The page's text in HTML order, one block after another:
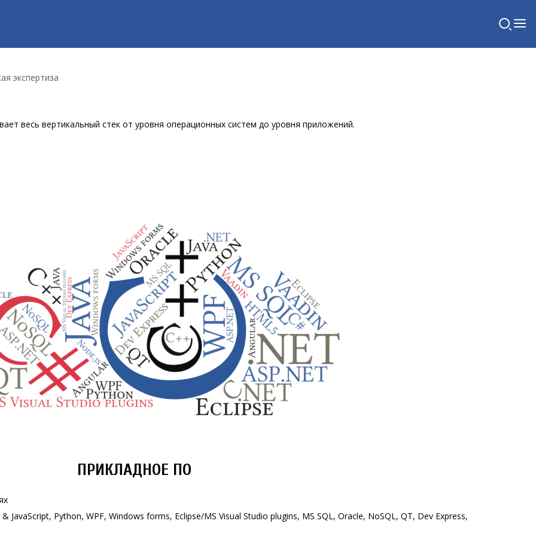
экспертиза
весь вертикальный стек от уровня операционных систем до уровня приложений.
ПРИКЛАДНОЕ ПО
JavaScript, Python, WPF, Windows forms, Eclipse/MS Visual Studio plugins, MS SQL, Oracle, NoSQL, QT, Dev Express,